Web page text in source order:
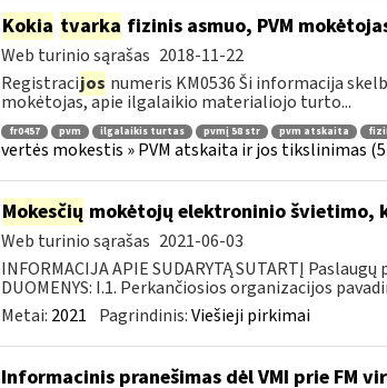
Kokia tvarka fizinis asmuo, PVM
Web turinio sąrašas 2018-11-22
Registracijos numeris KM0536 Ši informacija
mokėtojas, apie ilgalaikio materialiojo turto...
fr0457 pvm ilgalaikis turtas pvmį 58 str pvm atskaita
vertės mokestis » PVM atskaita ir jos tikslinimas
Mokesčių mokėtojų elektroninio švietimo,
Web turinio sąrašas 2021-06-03
INFORMACIJA APIE SUDARYTĄ SUTARTĮ
DUOMENYS: I.1. Perkančiosios organizacijos
Metai: 2021 Pagrindinis:Viešieji pirkimai
Informacinis pranešimas dėl VMI prie FM